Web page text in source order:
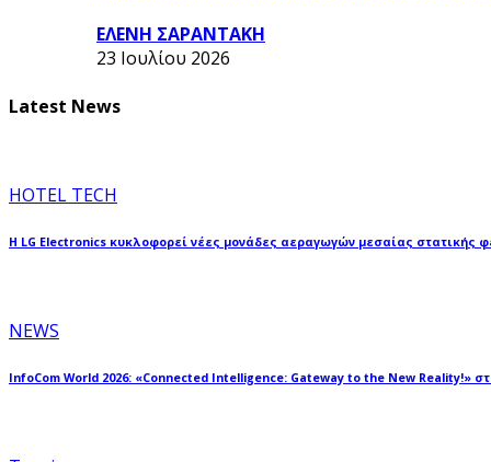
ΕΛΕΝΗ ΣΑΡΑΝΤΑΚΗ
23 Ιουλίου 2026
Latest News
HOTEL TECH
Η LG Electronics κυκλοφορεί νέες μονάδες αεραγωγών μεσαίας στατικής
NEWS
InfoCom World 2026: «Connected Intelligence: Gateway to the New Reality!»